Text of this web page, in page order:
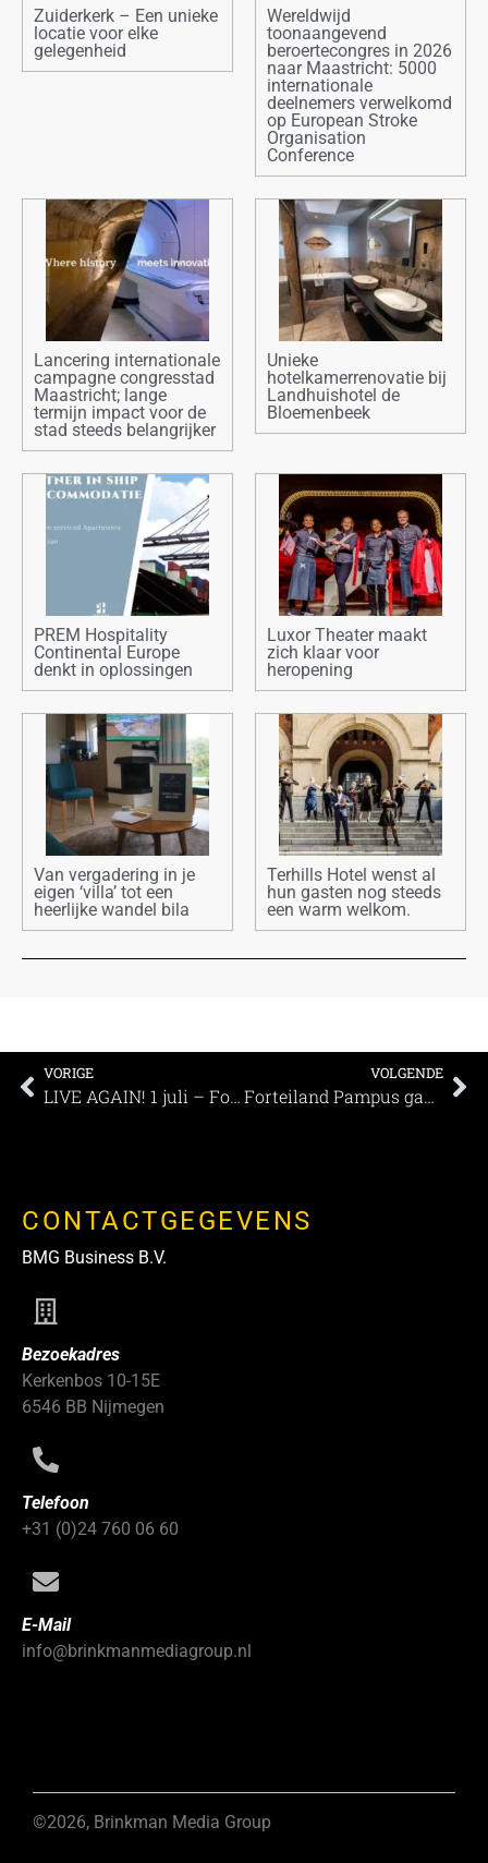
Zuiderkerk – Een unieke
locatie voor elke
gelegenheid
Wereldwijd
toonaangevend
beroertecongres in 2026
naar Maastricht: 5000
internationale
deelnemers verwelkomd
op European Stroke
Organisation
Conference
Lancering internationale
campagne congresstad
Maastricht; lange
termijn impact voor de
stad steeds belangrijker
Unieke
hotelkamerrenovatie bij
Landhuishotel de
Bloemenbeek
PREM Hospitality
Continental Europe
denkt in oplossingen
Luxor Theater maakt
zich klaar voor
heropening
Van vergadering in je
eigen ‘villa’ tot een
heerlijke wandel bila
Terhills Hotel wenst al
hun gasten nog steeds
een warm welkom.
VORIGE
LIVE AGAIN! 1 juli – Fokker Terminal Den Haag
VOLGENDE
Forteiland Pampus gaat duurzaam op de schop
CONTACTGEGEVENS
BMG Business B.V.
Bezoekadres
Kerkenbos 10-15E
6546 BB Nijmegen
Telefoon
+31 (0)24 760 06 60
E-Mail
info@brinkmanmediagroup.nl
©2026, Brinkman Media Group